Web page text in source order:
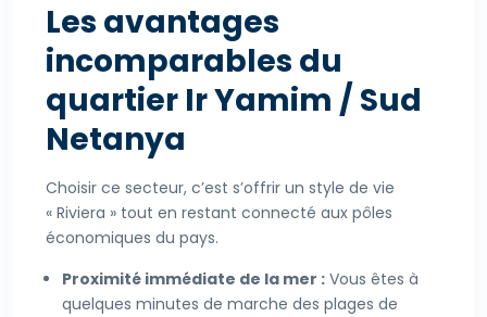
Les avantages
incomparables du
quartier Ir Yamim / Sud
Netanya
Choisir ce secteur, c’est s’offrir un style de vie
« Riviera » tout en restant connecté aux pôles
économiques du pays.
Proximité immédiate de la mer : Vous êtes à
quelques minutes de marche des plages de